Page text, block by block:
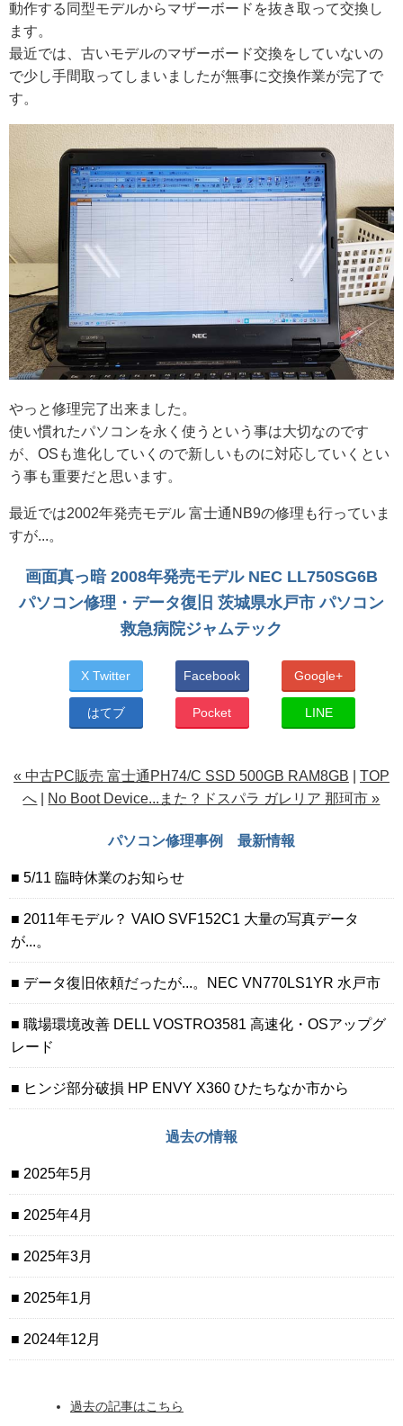
動作する同型モデルからマザーボードを抜き取って交換し
ます。
最近では、古いモデルのマザーボード交換をしていないの
で少し手間取ってしまいましたが無事に交換作業が完了で
す。
やっと修理完了出来ました。
使い慣れたパソコンを永く使うという事は大切なのです
が、OSも進化していくので新しいものに対応していくとい
う事も重要だと思います。
最近では2002年発売モデル 富士通NB9の修理も行っていま
すが...。
画面真っ暗 2008年発売モデル NEC LL750SG6B
パソコン修理・データ復旧 茨城県水戸市 パソコン
救急病院ジャムテック
X Twitter Facebook Google+
はてブ Pocket LINE
« 中古PC販売 富士通PH74/C SSD 500GB RAM8GB
TOP
へ
No Boot Device...また？ドスパラ ガレリア 那珂市 »
パソコン修理事例 最新情報
5/11 臨時休業のお知らせ
2011年モデル？ VAIO SVF152C1 大量の写真データ
が...。
データ復旧依頼だったが...。NEC VN770LS1YR 水戸市
職場環境改善 DELL VOSTRO3581 高速化・OSアップグ
レード
ヒンジ部分破損 HP ENVY X360 ひたちなか市から
過去の情報
2025年5月
2025年4月
2025年3月
2025年1月
2024年12月
過去の記事はこちら